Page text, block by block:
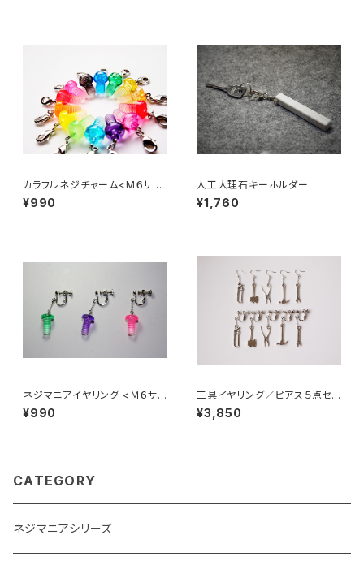
カラフルネジチャーム<M６サイ
ズ>
¥990
人工大理石キーホルダー
¥1,760
ネジマニアイヤリング <Ｍ６サイ
ズ>
¥990
工具イヤリング／ピアス５点セッ
ト <Ａタイプ>
¥3,850
CATEGORY
ネジマニアシリーズ